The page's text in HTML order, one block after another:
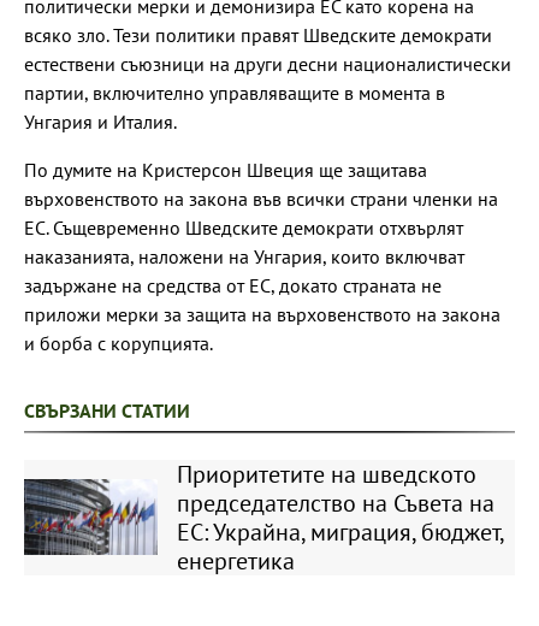
политически мерки и демонизира ЕС като корена на
всяко зло. Тези политики правят Шведските демократи
естествени съюзници на други десни националистически
партии, включително управляващите в момента в
Унгария и Италия.
По думите на Кристерсон Швеция ще защитава
върховенството на закона във всички страни членки на
ЕС. Същевременно Шведските демократи отхвърлят
наказанията, наложени на Унгария, които включват
задържане на средства от ЕС, докато страната не
приложи мерки за защита на върховенството на закона
и борба с корупцията.
СВЪРЗАНИ СТАТИИ
Приоритетите на шведското
председателство на Съвета на
ЕС: Украйна, миграция, бюджет,
енергетика